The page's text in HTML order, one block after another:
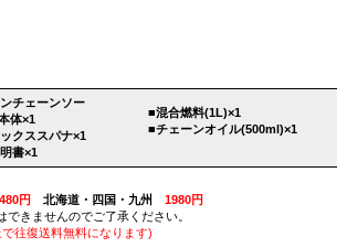
チェーンソー
体×1
クススパナ×1
書×1
■混合燃料(1L)×1
■チェーンオイル(500ml)×1
円 北海道・四国・九州 1980円
きませんのでご了承ください。
往復送料無料になります)